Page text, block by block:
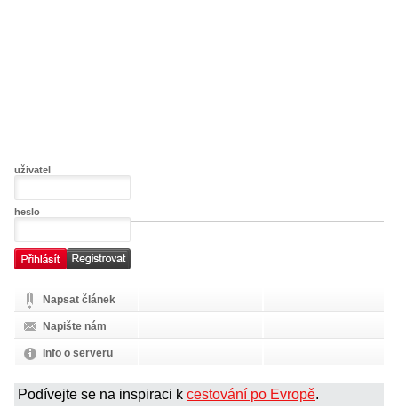
uživatel
heslo
Napsat článek
Napište nám
Info o serveru
Podívejte se na inspiraci k cestování po Evropě.